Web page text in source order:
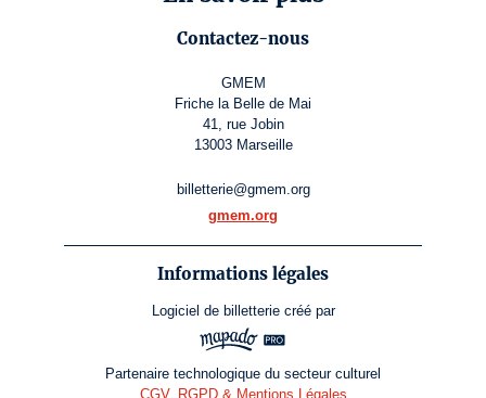
Contactez-nous
GMEM
Friche la Belle de Mai
41, rue Jobin
13003 Marseille
billetterie@gmem.org
gmem.org
Informations légales
Logiciel de billetterie créé par
Partenaire technologique du secteur culturel
CGV, RGPD & Mentions Légales